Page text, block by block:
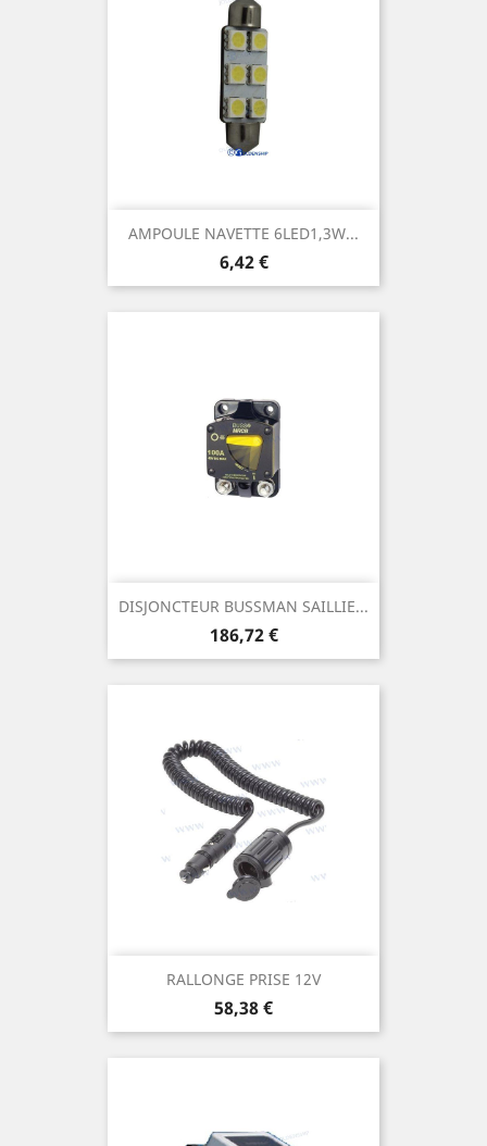
AMPOULE NAVETTE 6LED1,3W...
Prix
6,42 €
DISJONCTEUR BUSSMAN SAILLIE...
Prix
186,72 €
RALLONGE PRISE 12V
Prix
58,38 €